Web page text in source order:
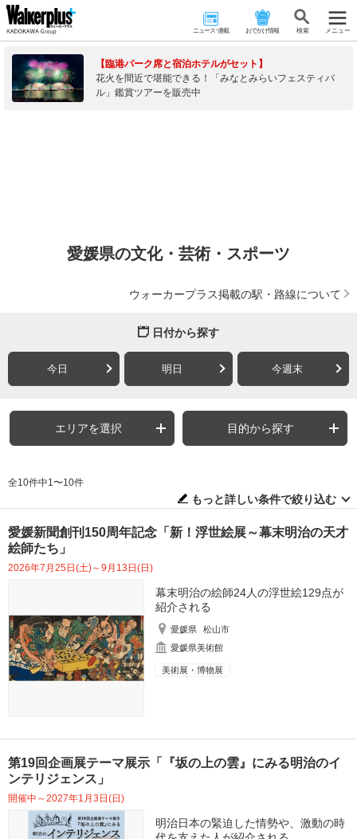
ニュース･連載 おでかけ情報 検 索 メニュー
【臨港パーク席と宿泊ホテルがセット】
花火を間近で堪能できる！「みなとみらいフェスティバ
ル」鑑賞ツアーを販売中
愛媛県の文化・芸術・スポーツ
ウォーカープラス掲載の駅・路線について
日付から探す
今日 明日 今週末
エリアを選択 目的から探す
全10件中1〜10件
もっと詳しい条件で絞り込む
愛媛新聞創刊150周年記念「新！浮世絵展～幕末明治の天才
絵師たち」
2026年7月25日(土)～9月13日(日)
幕末明治の絵師24人の浮世絵129点が
紹介される
愛媛県
松山市
愛媛県美術館
美術展・博物展
第19回企画展テーマ展示「『坂の上の雲』にみる明治のイ
ンテリジェンス」
開催中～2027年1月3日(日)
明治日本の緊迫した情勢や、激動の時